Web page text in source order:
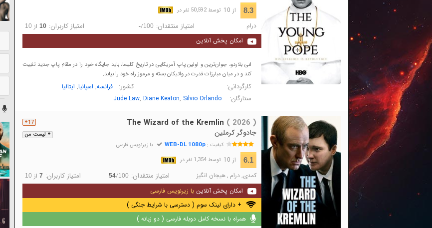
8.3 از 10 توسط 50,592 نفر در
درام امتیاز منتقدان: -/100 امتیاز کاربران: 10 از 10
امکان پخش آنلاین
لنی بلاردو، جوان‌ترین و اولین پاپ آمریکایی در تاریخ کلیسا، باید جایگاه خود را در مقام پاپ جدید تثبیت
کند و در میان مبارزات قدرت در واتیکان بسته و مرموز راه خود را بیابد.
کارگردانی: کشور: فرانسه, اسپانیا, ایتالیا
ستارگان: Jude Law, Diane Keaton, Silvio Orlando
+ لیست من
17+ The Wizard of the Kremlin ( 2026 )
جادوگر کرملین
کیفیت :WEB-DL 1080p با زیرنویس فارسی
6.1 از 10 توسط 1,354 نفر در
کمدی,درام ,هیجان انگیز امتیاز منتقدان: 54/100 امتیاز کاربران: 7 از 10
امکان پخش آنلاین با زیرنویس فارسی
+ دارای لینک سوم ( دسترسی با شرایط جنگی )
همراه با نسخه کامل دوبله فارسی ( دو زبانه )